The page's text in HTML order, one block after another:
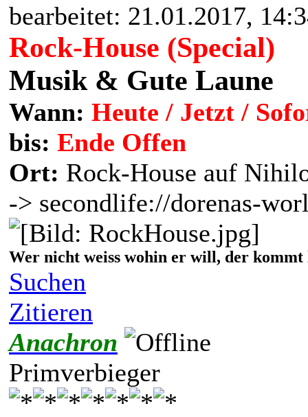
bearbeitet: 21.01.2017,
Rock-House (Special)
Musik & Gute Laune
Wann: Heute / Jetzt /
bis: Ende Offen
Ort: Rock-House auf
-> secondlife://dorenas-
Wer nicht weiss wohin er will, der kommt
Suchen
Zitieren
Anachron
Primverbieger